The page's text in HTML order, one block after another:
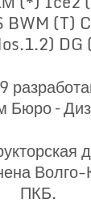
(T)
Бюро –
ПКБ.